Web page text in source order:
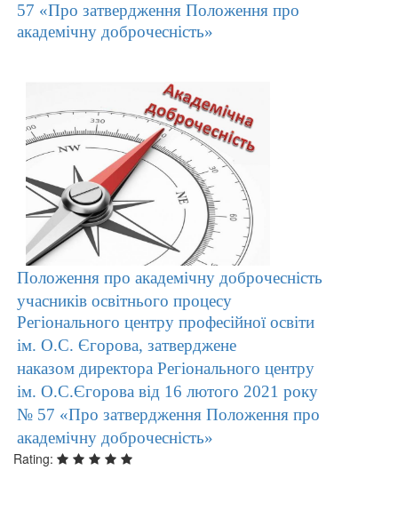
57 «Про затвердження Положення про
академічну доброчесність»
Положення про академічну доброчесність
учасників освітнього процесу
Регіонального центру професійної освіти
ім. О.С. Єгорова, затверджене
наказом директора Регіонального центру
ім. О.С.Єгорова від 16 лютого 2021 року
№ 57 «Про затвердження Положення про
академічну доброчесність»
Rating: